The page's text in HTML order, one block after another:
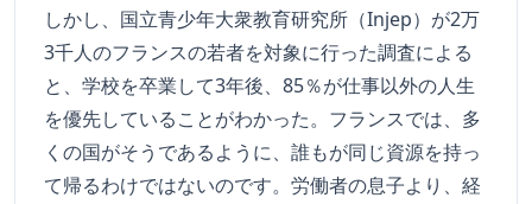
しかし、国立青少年大衆教育研究所（Injep）が2万
3千人のフランスの若者を対象に行った調査による
と、学校を卒業して3年後、85％が仕事以外の人生
を優先していることがわかった。フランスでは、多
くの国がそうであるように、誰もが同じ資源を持っ
て帰るわけではないのです。労働者の息子より、経